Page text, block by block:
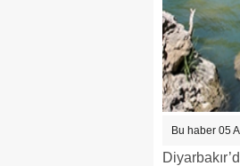
Bu haber 05